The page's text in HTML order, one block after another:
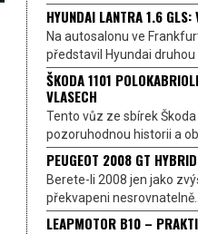
HYUNDAI LANTRA 1.6 GLS:
Na autosalonu ve
představil Hyundai druhou
ŠKODA 1101
VLASECH
Tento vůz ze sbírek
pozoruhodnou historii a
PEUGEOT 2008 GT
Berete-li 2008 jen jako
překvapeni nesrovnatelně...
LEAPMOTOR B10 –